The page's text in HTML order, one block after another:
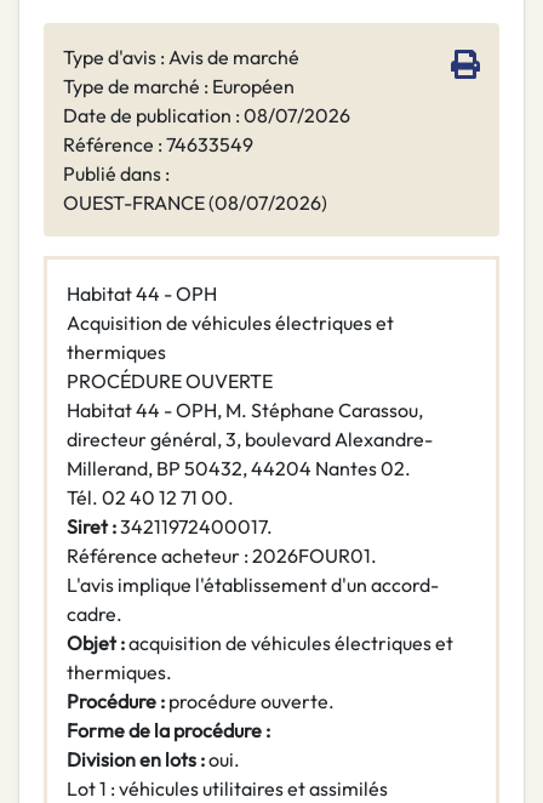
Type d'avis : Avis de marché
Type de marché : Européen
Date de publication : 08/07/2026
Référence : 74633549
Publié dans :
OUEST-FRANCE (08/07/2026)
Habitat 44 - OPH
Acquisition de véhicules électriques et
thermiques
PROCÉDURE OUVERTE
Habitat 44 - OPH, M. Stéphane Carassou,
directeur général, 3, boulevard Alexandre-
Millerand, BP 50432, 44204 Nantes 02.
Tél. 02 40 12 71 00.
Siret :34211972400017.
Référence acheteur : 2026FOUR01.
L'avis implique l'établissement d'un accord-
cadre.
Objet :acquisition de véhicules électriques et
thermiques.
Procédure : procédure ouverte.
Forme de la procédure :
Division en lots :oui.
Lot 1 : véhicules utilitaires et assimilés